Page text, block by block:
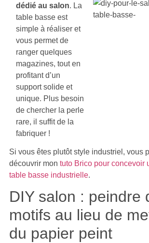
dédié au salon . La
table basse est
simple à réaliser et
vous permet de
ranger quelques
magazines, tout en
profitant d’un
support solide et
unique. Plus besoin
de chercher la perle
rare, il suffit de la
fabriquer !
Si vous êtes plutôt style industriel, vous
découvrir montuto Brico pour concevoir
table basse industrielle.
DIY salon : peindre
motifs au lieu de
du papier peint